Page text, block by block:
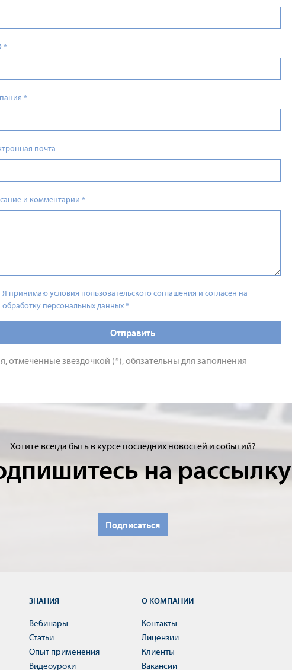
*
*
почта
и комментарии *
Я принимаю условия пользовательского соглашения и согласен на
обработку персональных данных*
Отправить
отмеченные звездочкой (*), обязательны для заполнения
Хотите всегда быть в курсе последних новостей и событий?
на рассылку
Подписаться
ЗНАНИЯ
Вебинары
Статьи
Опыт применения
Видеоуроки
О КОМПАНИИ
Контакты
Лицензии
Клиенты
Вакансии